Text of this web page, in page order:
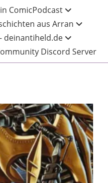
ComicPodcast
aus Arran
deinantiheld.de
Discord Server